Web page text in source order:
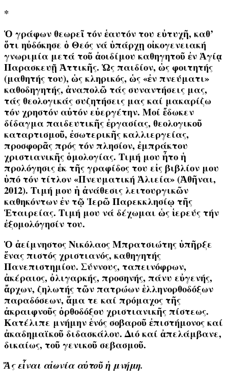
*
Ὁ γράφων θεωρεῖ τόν ἑαυτόν του εὐτυχῆ, καθ’
ὅτι ηὐδόκησε ὁ Θεός νά ὑπάρχῃ οἰκογενειακή
γνωριμία μετά τοῦ ἀοιδίμου καθηγητοῦ ἐν Ἁγίᾳ
Παρασκευῇ Ἀττικῆς. Ὡς παιδίον, ὡς φοιτητής
(μαθητής του), ὡς κληρικός, ὡς «ἐν πνεύματι»
καθοδηγητής, ἀναπολῶ τάς συναντήσεις μας,
τάς θεολογικάς συζητήσεις μας καί μακαρίζω
τόν χρηστόν αὐτόν εὐεργέτην. Μοί ἔδωκεν
δίδαγμα παιδευτικῆς ἐργασίας, θεολογικοῦ
καταρτισμοῦ, ἐσωτερικῆς καλλιεργείας,
προσφορᾶς πρός τόν πλησίον, ἐμπράκτου
χριστιανικῆς ὁμολογίας. Τιμή μου ἦτο ἡ
προλόγησις ἐκ τῆς γραφίδος του εἰς βιβλίον μου
ὑπό τόν τίτλον «Πνευματική Ἁλιεία» (Ἀθῆναι,
2012). Τιμή μου ἡ ἀνάθεσις λειτουργικῶν
καθηκόντων ἐν τῷ Ἱερῶ Παρεκκλησίῳ τῆς
Ἑταιρείας. Τιμή μου νά δέχωμαι ὡς ἱερεύς τήν
ἐξομολόγησίν του.
Ὁ ἀείμνηστος Νικόλαος Μπρατσιώτης ὑπῆρξε
ἕνας πιστός χριστιανός, καθηγητής
Πανεπιστημίου. Σύννους, ταπεινόφρων,
ἀκέραιος, ὀλιγαρκής, προσηνής, πάνυ εὐγενής,
ἄρχων, ζηλωτής τῶν πατρώων ἑλληνορθοδόξων
παραδόσεων, ἅμα τε καί πρόμαχος τῆς
ἀκραιφνοῦς ὀρθοδόξου χριστιανικῆς πίστεως.
Κατέλιπε μνήμην ἑνός σοβαροῦ ἐπιστήμονος καί
ἀκαδημαϊκοῦ διδασκάλου. Διό καί ἀπελάμβανε,
δικαίως, τοῦ γενικοῦ σεβασμοῦ.
Ἄς εἶναι αἰωνία αὐτοῦ ἡ μνήμη.